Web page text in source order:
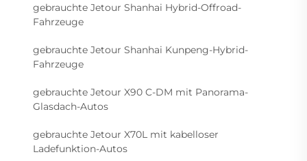
gebrauchte Jetour Shanhai Hybrid-Offroad-
Fahrzeuge
gebrauchte Jetour Shanhai Kunpeng-Hybrid-
Fahrzeuge
gebrauchte Jetour X90 C-DM mit Panorama-
Glasdach-Autos
gebrauchte Jetour X70L mit kabelloser
Ladefunktion-Autos